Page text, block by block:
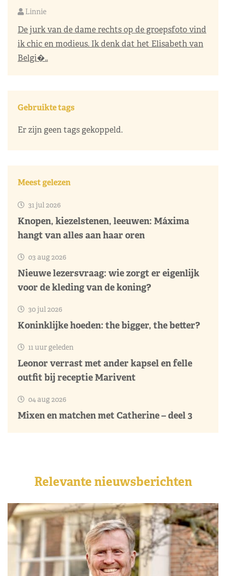
Linnie
De jurk van de dame rechts op de groepsfoto vind
ik chic en modieus. Ik denk dat het Elisabeth van
Belgi�..
Gebruikte tags
Er zijn geen tags gekoppeld.
Meest gelezen
31 jul 2026
Knopen, kiezelstenen, leeuwen: Máxima
hangt van alles aan haar oren
03 aug 2026
Nieuwe lezersvraag: wie zorgt er eigenlijk
voor de kleding van de koning?
30 jul 2026
Koninklijke hoeden: the bigger, the better?
11 uur geleden
Leonor verrast met ander kapsel en felle
outfit bij receptie Marivent
04 aug 2026
Mixen en matchen met Catherine – deel 3
Relevante nieuwsberichten